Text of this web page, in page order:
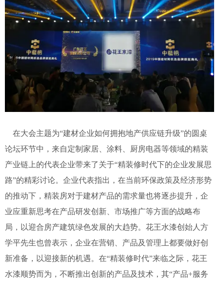
在大会主题为“建材企业如何拥抱地产供应链升级”的圆桌
论坛环节中，来自定制家居、涂料、厨房电器等领域的精装
产业链上的代表企业带来了关于“精装修时代下的企业发展思
路”的精彩讨论。企业代表指出，在当前环保政策及经济形势
的推动下，精装房对于建材产品的需求量也将逐步提升，企
业应重新思考在产品研发创新、市场推广等方面的战略布
局，以迎合房产建筑绿色发展的大趋势。花王水漆创始人方
学平先生也曾表示，企业在营销、产品及管理上都要做好创
新准备，以迎接新的机遇。 在“精装修时代”来临之际，花王
水漆顺势而为，不断推出创新的产品及技术，其“产品+服务